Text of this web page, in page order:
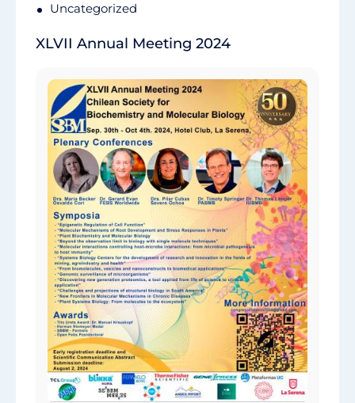
Uncategorized
XLVII Annual Meeting 2024